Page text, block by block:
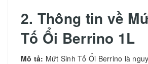
2. Thông tin về
Tố Ổi Berrino 1L
Mô tả: Mứt Sinh Tố Ổi Berrino là